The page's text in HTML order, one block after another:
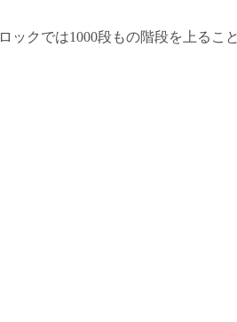
ックでは1000段もの階段を上る